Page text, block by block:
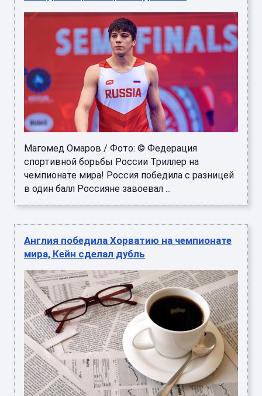
Магомед Омаров / Фото: © Федерация
спортивной борьбы России Триллер на
чемпионате мира! Россия победила с разницей
в один балл Россияне завоевал ...
Англия победила Хорватию на чемпионате
мира, Кейн сделал дубль